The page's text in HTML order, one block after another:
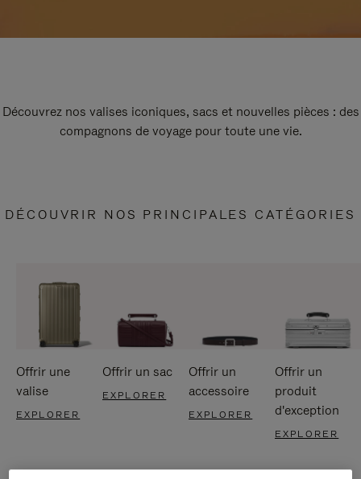
Découvrez nos valises iconiques, sacs et nouvelles pièces : des
compagnons de voyage pour toute une vie.
DÉCOUVRIR NOS PRINCIPALES CATÉGORIES
Offrir une
valise
EXPLORER
Offrir un sac
EXPLORER
Offrir un
accessoire
EXPLORER
Offrir un
produit
d'exception
EXPLORER